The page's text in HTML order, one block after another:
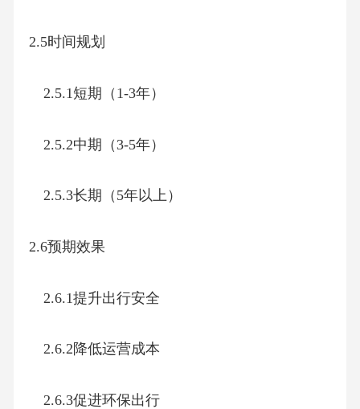
2.5时间规划
2.5.1短期（1-3年）
2.5.2中期（3-5年）
2.5.3长期（5年以上）
2.6预期效果
2.6.1提升出行安全
2.6.2降低运营成本
2.6.3促进环保出行